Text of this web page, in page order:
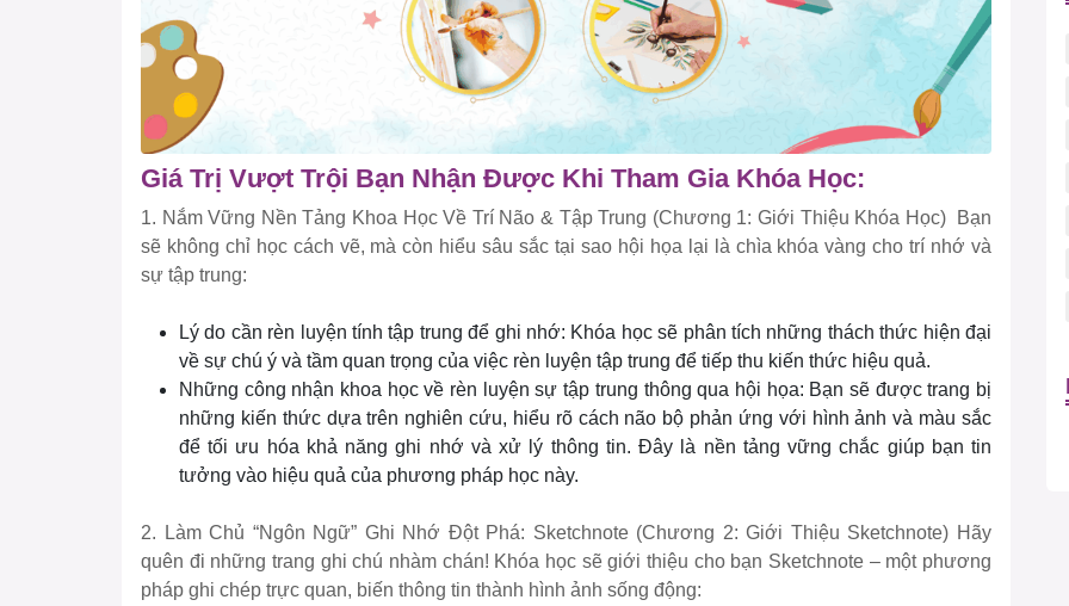
Giá Trị Vượt Trội Bạn Nhận Được Khi Tham Gia Khóa Học:
1. Nắm Vững Nền Tảng Khoa Học Về Trí Não & Tập Trung (Chương 1: Giới Thiệu Khóa Học) Bạn
sẽ không chỉ học cách vẽ, mà còn hiểu sâu sắc tại sao hội họa lại là chìa khóa vàng cho trí nhớ và
sự tập trung:
Lý do cần rèn luyện tính tập trung để ghi nhớ: Khóa học sẽ phân tích những thách thức hiện đại
về sự chú ý và tầm quan trọng của việc rèn luyện tập trung để tiếp thu kiến thức hiệu quả.
Những công nhận khoa học về rèn luyện sự tập trung thông qua hội họa: Bạn sẽ được trang bị
những kiến thức dựa trên nghiên cứu, hiểu rõ cách não bộ phản ứng với hình ảnh và màu sắc
để tối ưu hóa khả năng ghi nhớ và xử lý thông tin. Đây là nền tảng vững chắc giúp bạn tin
tưởng vào hiệu quả của phương pháp học này.
2. Làm Chủ “Ngôn Ngữ” Ghi Nhớ Đột Phá: Sketchnote (Chương 2: Giới Thiệu Sketchnote) Hãy
quên đi những trang ghi chú nhàm chán! Khóa học sẽ giới thiệu cho bạn Sketchnote – một phương
pháp ghi chép trực quan, biến thông tin thành hình ảnh sống động: